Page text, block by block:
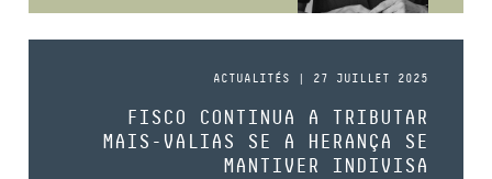
ACTUALITÉS | 27 JUILLET 2025
FISCO CONTINUA A TRIBUTAR
MAIS-VALIAS SE A HERANÇA SE
MANTIVER INDIVISA